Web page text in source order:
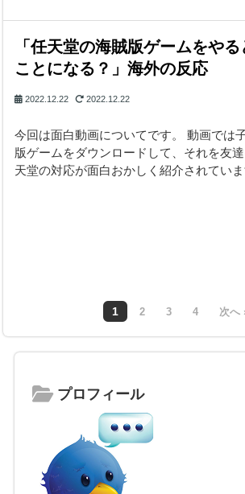
「任天堂の海賊版ゲームをや
ことになる？」海外の反応
2022.12.22 2022.12.22
今回は面白動画についてです。 動画では
版ゲームをダウンロードして、それを友
天堂の対応が面白おかしく紹介されてい
1 2 3 4 次へ
プロフィール